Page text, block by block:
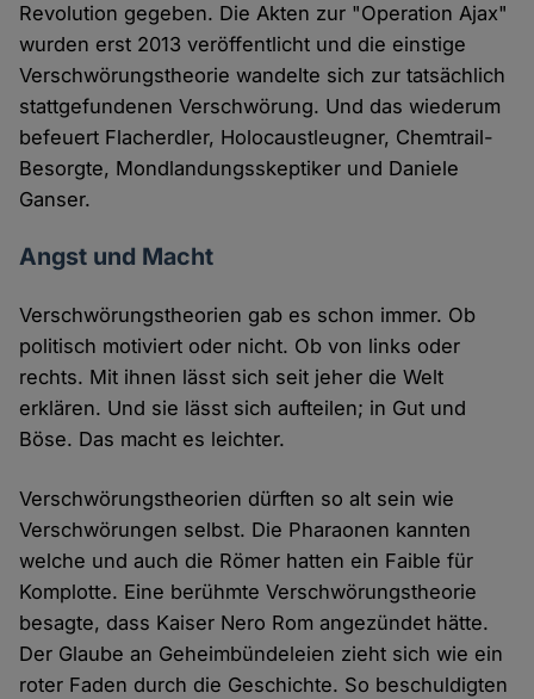
Revolution gegeben. Die Akten zur "Operation Ajax"
wurden erst 2013 veröffentlicht und die einstige
Verschwörungstheorie wandelte sich zur tatsächlich
stattgefundenen Verschwörung. Und das wiederum
befeuert Flacherdler, Holocaustleugner, Chemtrail-
Besorgte, Mondlandungsskeptiker und Daniele
Ganser.
Angst und Macht
Verschwörungstheorien gab es schon immer. Ob
politisch motiviert oder nicht. Ob von links oder
rechts. Mit ihnen lässt sich seit jeher die Welt
erklären. Und sie lässt sich aufteilen; in Gut und
Böse. Das macht es leichter.
Verschwörungstheorien dürften so alt sein wie
Verschwörungen selbst. Die Pharaonen kannten
welche und auch die Römer hatten ein Faible für
Komplotte. Eine berühmte Verschwörungstheorie
besagte, dass Kaiser Nero Rom angezündet hätte.
Der Glaube an Geheimbündeleien zieht sich wie ein
roter Faden durch die Geschichte. So beschuldigten